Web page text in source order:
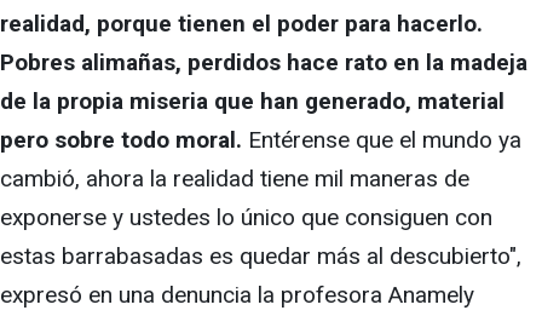
realidad, porque tienen el poder para hacerlo.
Pobres alimañas, perdidos hace rato en la madeja
de la propia miseria que han generado, material
pero sobre todo moral. Entérense que el mundo ya
cambió, ahora la realidad tiene mil maneras de
exponerse y ustedes lo único que consiguen con
estas barrabasadas es quedar más al descubierto",
expresó en una denuncia la profesora Anamely